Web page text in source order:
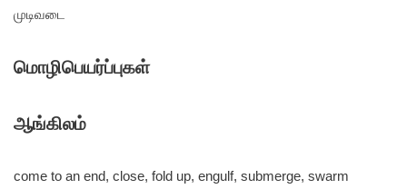
முடிவடை
மொழிபெயர்ப்புகள்
ஆங்கிலம்
come to an end, close, fold up, engulf, submerge, swarm